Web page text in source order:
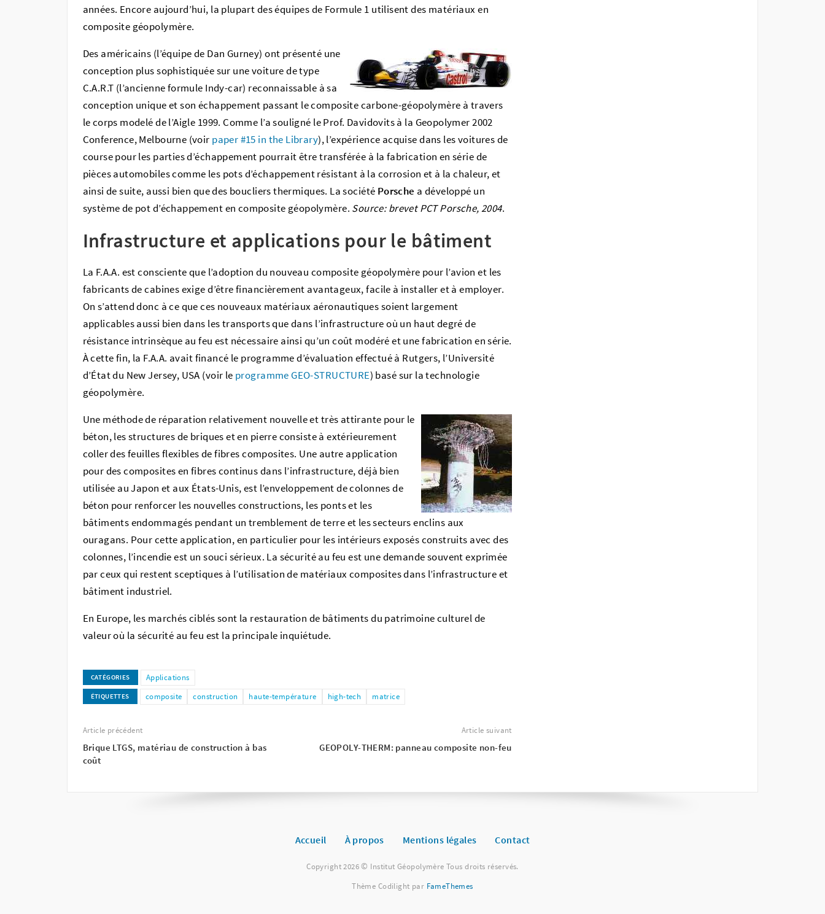
années. Encore aujourd’hui, la plupart des équipes de Formule 1 utilisent des matériaux en
composite géopolymère.
Des américains (l’équipe de Dan Gurney) ont présenté une
conception plus sophistiquée sur une voiture de type
C.A.R.T (l’ancienne formule Indy-car) reconnaissable à sa
conception unique et son échappement passant le composite carbone-géopolymère à travers
le corps modelé de l’Aigle 1999. Comme l’a souligné le Prof. Davidovits à la Geopolymer 2002
Conference, Melbourne (voir paper #15 in the Library), l’expérience acquise dans les voitures de
course pour les parties d’échappement pourrait être transférée à la fabrication en série de
pièces automobiles comme les pots d’échappement résistant à la corrosion et à la chaleur, et
ainsi de suite, aussi bien que des boucliers thermiques. La société Porsche a développé un
système de pot d’échappement en composite géopolymère. Source: brevet PCT Porsche, 2004.
Infrastructure et applications pour le bâtiment
La F.A.A. est consciente que l’adoption du nouveau composite géopolymère pour l’avion et les
fabricants de cabines exige d’être financièrement avantageux, facile à installer et à employer.
On s’attend donc à ce que ces nouveaux matériaux aéronautiques soient largement
applicables aussi bien dans les transports que dans l’infrastructure où un haut degré de
résistance intrinsèque au feu est nécessaire ainsi qu’un coût modéré et une fabrication en série.
À cette fin, la F.A.A. avait financé le programme d’évaluation effectué à Rutgers, l’Université
d’État du New Jersey, USA (voir le programme GEO-STRUCTURE) basé sur la technologie
géopolymère.
Une méthode de réparation relativement nouvelle et très attirante pour le
béton, les structures de briques et en pierre consiste à extérieurement
coller des feuilles flexibles de fibres composites. Une autre application
pour des composites en fibres continus dans l’infrastructure, déjà bien
utilisée au Japon et aux États-Unis, est l’enveloppement de colonnes de
béton pour renforcer les nouvelles constructions, les ponts et les
bâtiments endommagés pendant un tremblement de terre et les secteurs enclins aux
ouragans. Pour cette application, en particulier pour les intérieurs exposés construits avec des
colonnes, l’incendie est un souci sérieux. La sécurité au feu est une demande souvent exprimée
par ceux qui restent sceptiques à l’utilisation de matériaux composites dans l’infrastructure et
bâtiment industriel.
En Europe, les marchés ciblés sont la restauration de bâtiments du patrimoine culturel de
valeur où la sécurité au feu est la principale inquiétude.
CATÉGORIES Applications
ÉTIQUETTES composite construction haute-température high-tech matrice
Article précédent
Brique LTGS, matériau de construction à bas
coût
Article suivant
GEOPOLY-THERM: panneau composite non-feu
Accueil À propos Mentions légales Contact
Copyright 2026 © Institut Géopolymère Tous droits réservés.
Thème Codilight par FameThemes